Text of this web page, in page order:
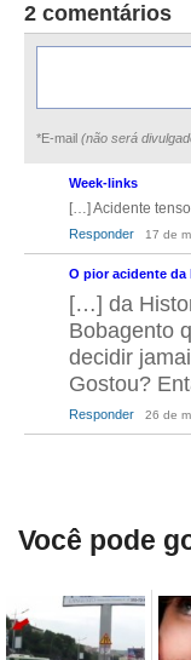
2 comentários
*E-mail (não será
Week-links
17 de
[…] Acidente
Responder
O pior acidente
26 de
[…] da
Bobagento
decidir
Gostou?
Responder
Você pode